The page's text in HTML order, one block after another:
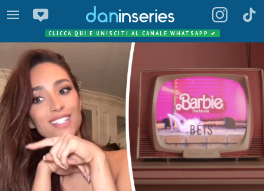
CLICCA QUI E UNISCITI AL CANALE WHATSAPP ✔